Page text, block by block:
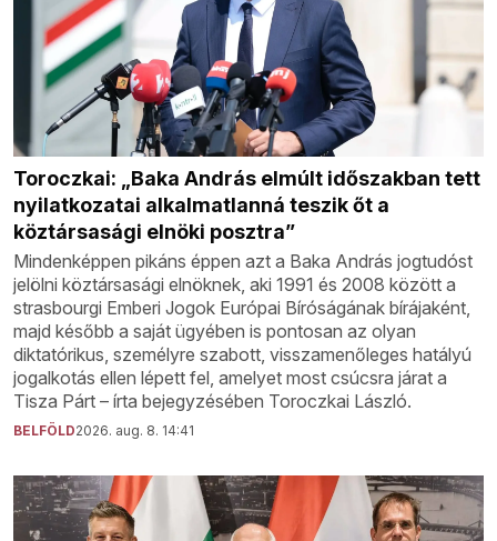
Toroczkai: „Baka András elmúlt időszakban tett
nyilatkozatai alkalmatlanná teszik őt a
köztársasági elnöki posztra”
Mindenképpen pikáns éppen azt a Baka András jogtudóst
jelölni köztársasági elnöknek, aki 1991 és 2008 között a
strasbourgi Emberi Jogok Európai Bíróságának bírájaként,
majd később a saját ügyében is pontosan az olyan
diktatórikus, személyre szabott, visszamenőleges hatályú
jogalkotás ellen lépett fel, amelyet most csúcsra járat a
Tisza Párt – írta bejegyzésében Toroczkai László.
BELFÖLD2026. aug. 8. 14:41